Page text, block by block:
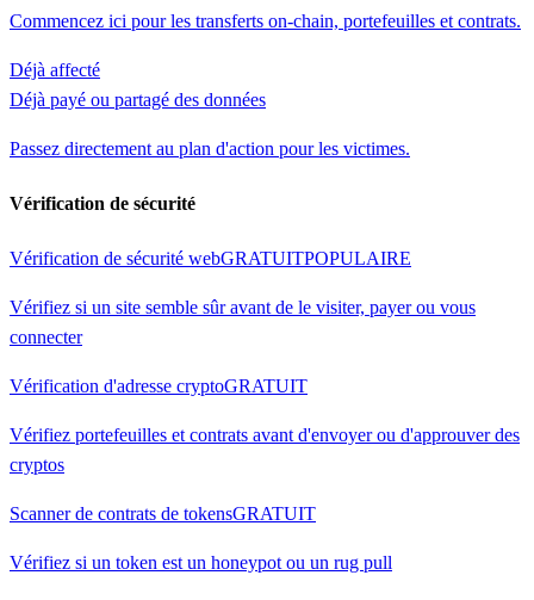
Commencez ici pour les transferts on-chain, portefeuilles et contrats.
Déjà affecté
Déjà payé ou partagé des données
Passez directement au plan d'action pour les victimes.
Vérification de sécurité
Vérification de sécurité webGRATUITPOPULAIRE
Vérifiez si un site semble sûr avant de le visiter, payer ou vous
connecter
Vérification d'adresse cryptoGRATUIT
Vérifiez portefeuilles et contrats avant d'envoyer ou d'approuver des
cryptos
Scanner de contrats de tokensGRATUIT
Vérifiez si un token est un honeypot ou un rug pull